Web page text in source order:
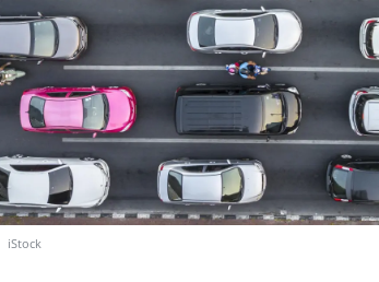
iStock